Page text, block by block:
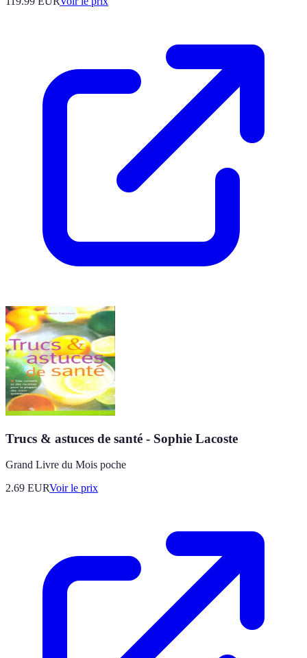
Trucs & astuces de santé - Sophie Lacoste
Grand Livre du Mois poche
2.69 EURVoir le prix